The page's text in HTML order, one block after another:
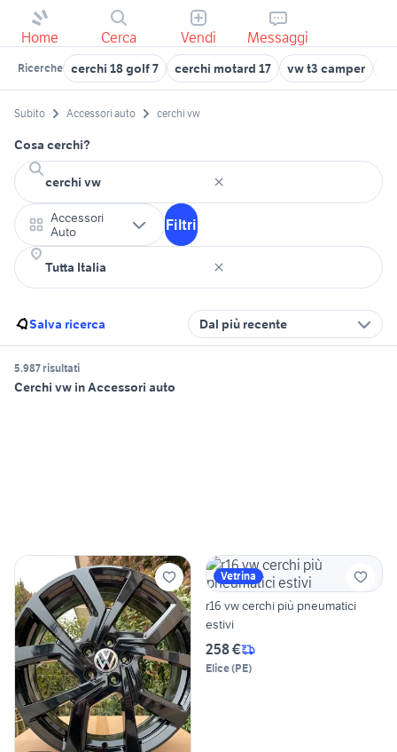
Home Cerca Vendi Messaggi
Ricerche cerchi 18 golf 7 cerchi motard 17 vw t3 camper
Subito Accessori auto cerchi vw
Cosa cerchi?
Accessori
Auto
Filtri
Salva ricerca Dal più recente
5.987 risultati
Cerchi vw in Accessori auto
Vetrina
r16 vw cerchi più pneumatici
estivi
258 €
Elice(PE)